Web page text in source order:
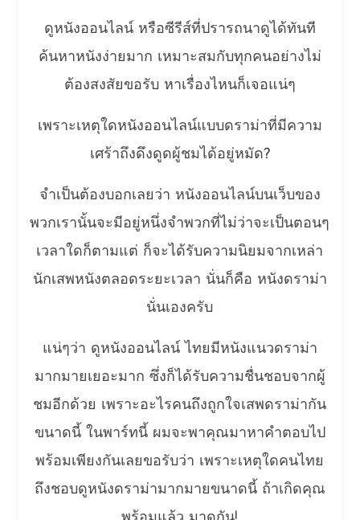
ดูหนังออนไลน์ หรือซีรีส์ที่ปรารถนาดูได้ทันที
ค้นหาหนังง่ายมาก เหมาะสมกับทุกคนอย่างไม่
ต้องสงสัยขอรับ หาเรื่องไหนก็เจอแน่ๆ
เพราะเหตุใดหนังออนไลน์แบบดราม่าที่มีความ
เศร้าถึงดึงดูดผู้ชมได้อยู่หมัด?
จำเป็นต้องบอกเลยว่า หนังออนไลน์บนเว็บของ
พวกเรานั้นจะมีอยู่หนึ่งจำพวกที่ไม่ว่าจะเป็นตอนๆ
เวลาใดก็ตามแต่ ก็จะได้รับความนิยมจากเหล่า
นักเสพหนังตลอดระยะเวลา นั่นก็คือ หนังดราม่า
นั่นเองครับ
แน่ๆว่า ดูหนังออนไลน์ ไทยมีหนังแนวดราม่า
มากมายเยอะมาก ซึ่งก็ได้รับความชื่นชอบจากผู้
ชมอีกด้วย เพราะอะไรคนถึงถูกใจเสพดราม่ากัน
ขนาดนี้ ในพาร์ทนี้ ผมจะพาคุณมาหาคำตอบไป
พร้อมเพียงกันเลยขอรับว่า เพราะเหตุใดคนไทย
ถึงชอบดูหนังดราม่ามากมายขนาดนี้ ถ้าเกิดคุณ